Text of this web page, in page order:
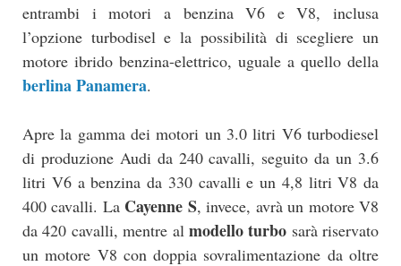
entrambi i motori a benzina V6 e V8, inclusa
l’opzione turbodisel e la possibilità di scegliere un
motore ibrido benzina-elettrico, uguale a quello della
berlina Panamera.
Apre la gamma dei motori un 3.0 litri V6 turbodiesel
di produzione Audi da 240 cavalli, seguito da un 3.6
litri V6 a benzina da 330 cavalli e un 4,8 litri V8 da
400 cavalli. La Cayenne S, invece, avrà un motore V8
da 420 cavalli, mentre al modello turbo sarà riservato
un motore V8 con doppia sovralimentazione da oltre